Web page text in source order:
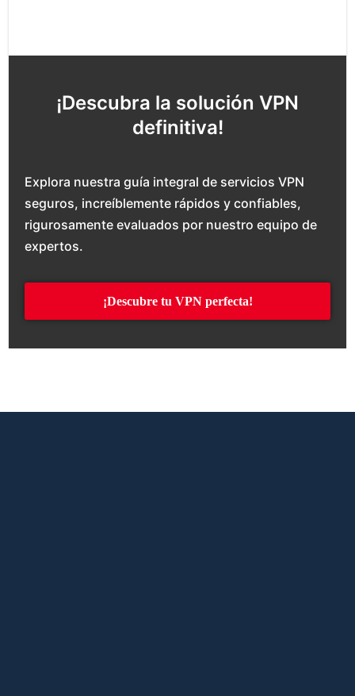
¡Descubra la solución VPN
definitiva!
Explora nuestra guía integral de servicios VPN
seguros, increíblemente rápidos y confiables,
rigurosamente evaluados por nuestro equipo de
expertos.
¡Descubre tu VPN perfecta!